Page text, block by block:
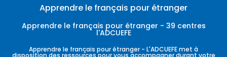
Apprendre le français pour étranger
Apprendre le français pour étranger - 39 centres
l'ADCUEFE
Apprendre le français pour étranger - L'ADCUEFE met à